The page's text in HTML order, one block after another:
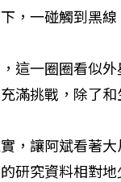
，一碰觸到黑線
這一圈圈看似
滿挑戰，除了
，讓阿斌看著
研究資料相對